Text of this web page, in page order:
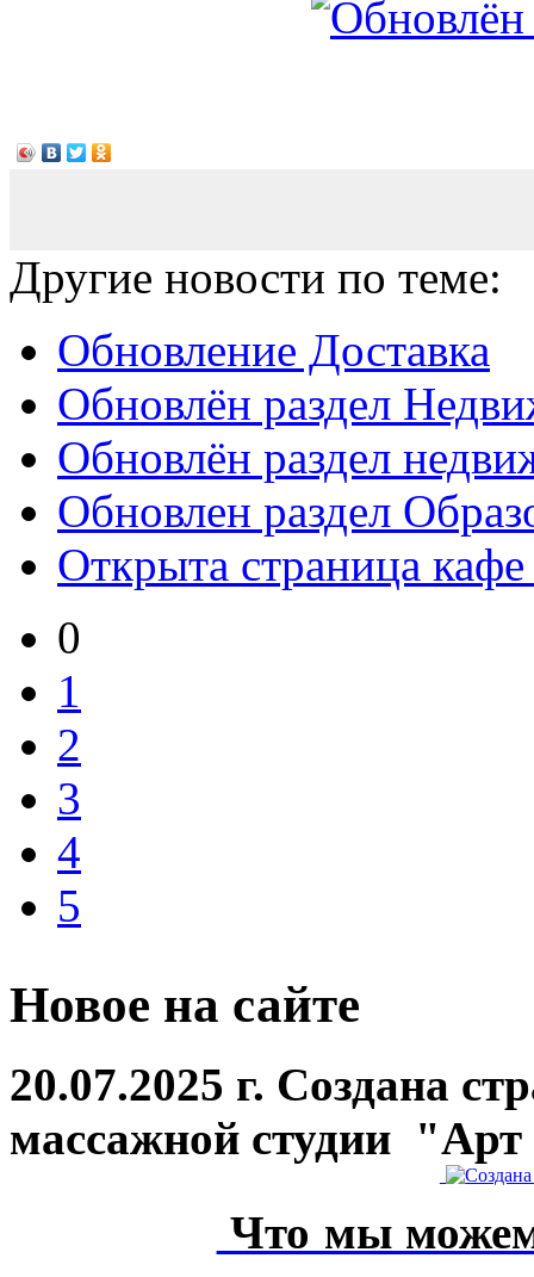
Другие новости по теме:
Обновление Доставка
Обновлён раздел
Обновлён раздел
Обновлен раздел
Открыта страница
0
1
2
3
4
5
Новое на сайте
20.07.2025 г. Создана
массажной студии
Что мы